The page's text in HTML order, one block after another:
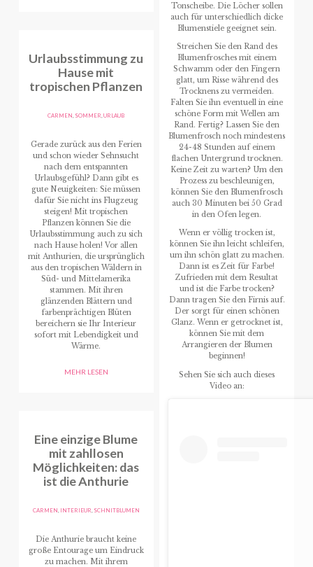
Urlaubsstimmung zu
Hause mit
tropischen Pflanzen
CARMEN SOMMER ,URLAUB
Gerade zurück aus den Ferien
und schon wieder Sehnsucht
nach dem entspannten
Urlaubsgefühl? Dann gibt es
gute Neuigkeiten: Sie müssen
dafür Sie nicht ins Flugzeug
steigen! Mit tropischen
Pflanzen können Sie die
Urlaubsstimmung auch zu sich
nach Hause holen! Vor allen
mit Anthurien, die ursprünglich
aus den tropischen Wäldern in
Süd- und Mittelamerika
stammen. Mit ihren
glänzenden Blättern und
farbenprächtigen Blüten
bereichern sie Ihr Interieur
sofort mit Lebendigkeit und
Wärme.
MEHR LESEN
Eine einzige Blume
mit zahllosen
Möglichkeiten: das
ist die Anthurie
CARMEN INTERIEUR SCHNITBLUMEN
Die Anthurie braucht keine
große Entourage um Eindruck
zu machen. Mit ihrem
Tonscheibe. Die Löcher sollen
auch für unterschiedlich dicke
Blumenstiele geeignet sein.
Streichen Sie den Rand des
Blumenfrosches mit einem
Schwamm oder den Fingern
glatt, um Risse während des
Trocknens zu vermeiden.
Falten Sie ihn eventuell in eine
schöne Form mit Wellen am
Rand. Fertig? Lassen Sie den
Blumenfrosch noch mindestens
24-48 Stunden auf einem
flachen Untergrund trocknen.
Keine Zeit zu warten? Um den
Prozess zu beschleunigen,
können Sie den Blumenfrosch
auch 30 Minuten bei 50 Grad
in den Ofen legen.
Wenn er völlig trocken ist,
können Sie ihn leicht schleifen,
um ihn schön glatt zu machen.
Dann ist es Zeit für Farbe!
Zufrieden mit dem Resultat
und ist die Farbe trocken?
Dann tragen Sie den Firnis auf.
Der sorgt für einen schönen
Glanz. Wenn er getrocknet ist,
können Sie mit dem
Arrangieren der Blumen
beginnen!
Sehen Sie sich auch dieses
Video an: